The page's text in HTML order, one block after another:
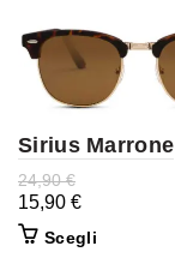
Sirius Marrone
24,90€
15,90 €
Scegli